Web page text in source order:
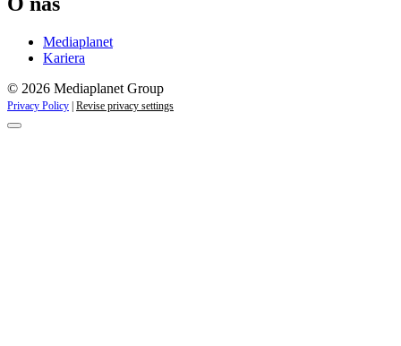
Mediaplanet
Kariera
© 2026 Mediaplanet Group
Privacy Policy Revise privacy settings